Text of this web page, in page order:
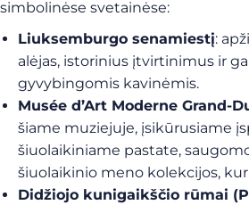
simbolinėse svetainėse:
Liuksemburgo senamiestį:
alėjas, istorinius įtvirtinimus ir
gyvybingomis kavinėmis.
Musée d’Art Moderne Grand-
šiame muziejuje, įsikūrusiame
šiuolaikiniame pastate,
šiuolaikinio meno kolekcijos,
Didžiojo kunigaikščio rūmai